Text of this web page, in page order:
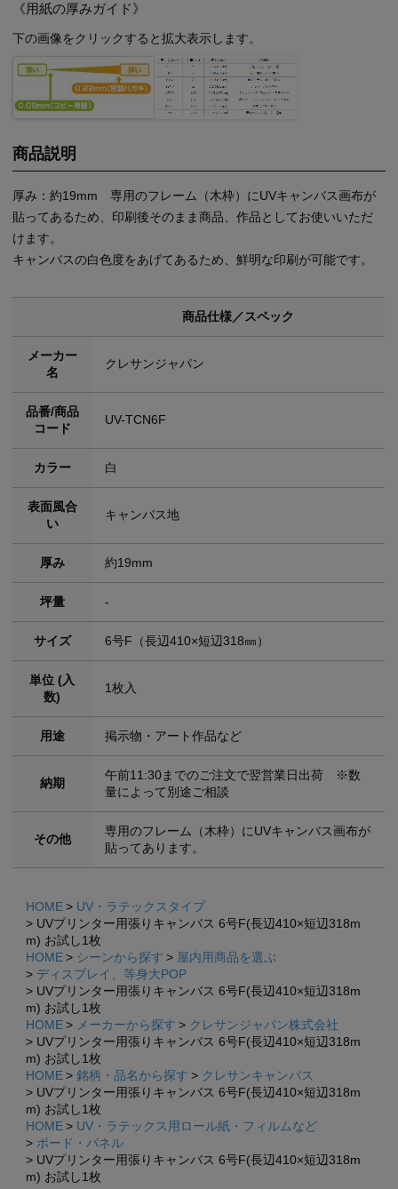
《用紙の厚みガイド》
下の画像をクリックすると拡大表示します。
商品説明
厚み：約19mm 専用のフレーム（木枠）にUVキャンバス画布が
貼ってあるため、印刷後そのまま商品、作品としてお使いいただ
けます。
キャンバスの白色度をあげてあるため、鮮明な印刷が可能です。
商品仕様／スペック
メーカー
名
クレサンジャパン
品番/商品
コード
UV-TCN6F
カラー 白
表面風合
い
キャンバス地
厚み 約19mm
坪量 -
サイズ 6号F（長辺410×短辺318㎜）
単位 (入
数)
1枚入
用途 掲示物・アート作品など
納期
午前11:30までのご注文で翌営業日出荷 ※数
量によって別途ご相談
その他
専用のフレーム（木枠）にUVキャンバス画布が
貼ってあります。
HOME
UV・ラテックスタイプ
UVプリンター用張りキャンバス 6号F(長辺410×短辺318m
m) お試し1枚
HOME
シーンから探す
屋内用商品を選ぶ
ディスプレイ、等身大POP
UVプリンター用張りキャンバス 6号F(長辺410×短辺318m
m) お試し1枚
HOME
メーカーから探す
クレサンジャパン株式会社
UVプリンター用張りキャンバス 6号F(長辺410×短辺318m
m) お試し1枚
HOME
銘柄・品名から探す
クレサンキャンバス
UVプリンター用張りキャンバス 6号F(長辺410×短辺318m
m) お試し1枚
HOME
UV・ラテックス用ロール紙・フィルムなど
ボード・パネル
UVプリンター用張りキャンバス 6号F(長辺410×短辺318m
m) お試し1枚